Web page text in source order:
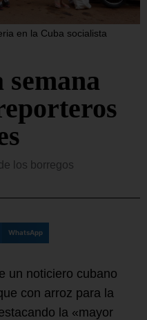
en la Cuba socialista
los borregos
WhatsApp
un noticiero cubano
con arroz para la
la «mayor